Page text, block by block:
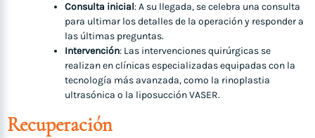
Consulta inicial: A su llegada, se celebra una consulta
para ultimar los detalles de la operación y responder a
las últimas preguntas.
Intervención: Las intervenciones quirúrgicas se
realizan en clínicas especializadas equipadas con la
tecnología más avanzada, como la rinoplastia
ultrasónica o la liposucción VASER.
Recuperación